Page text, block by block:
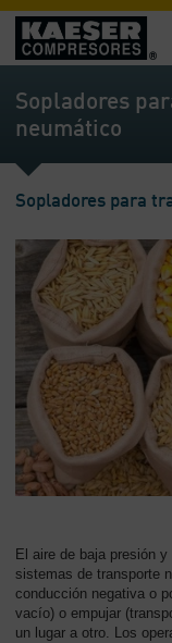
Productos
y
soluciones
-
Servicios
Contenido
Recursos
comprimido
Contenido
Conozca
Kaeser
-
Sopladores
neumático
Sopladores para
El aire de baja presión
sistemas de transporte
conducción negativa o
vacío) o empujar
un lugar a otro. Los